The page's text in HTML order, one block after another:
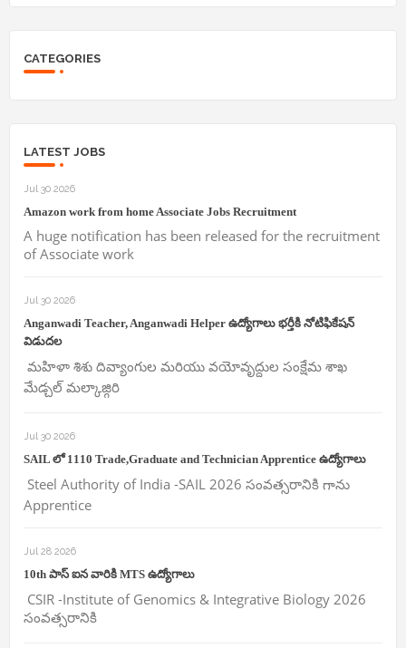
CATEGORIES
LATEST JOBS
Jul 30 2026
Amazon work from home Associate Jobs Recruitment
A huge notification has been released for the recruitment
of Associate work
Jul 30 2026
Anganwadi Teacher, Anganwadi Helper ఉద్యోగాలు భర్తీకి నోటిఫికేషన్
విడుదల
మహిళా శిశు దివ్యాంగుల మరియు వయోవృద్దుల సంక్షేమ శాఖ
మేడ్చల్ మల్కాజ్గిరి
Jul 30 2026
SAIL లో 1110 Trade,Graduate and Technician Apprentice ఉద్యోగాలు
Steel Authority of India -SAIL 2026 సంవత్సరానికి గాను
Apprentice
Jul 28 2026
10th పాస్ ఐన వారికి MTS ఉద్యోగాలు
CSIR -Institute of Genomics & Integrative Biology 2026
సంవత్సరానికి